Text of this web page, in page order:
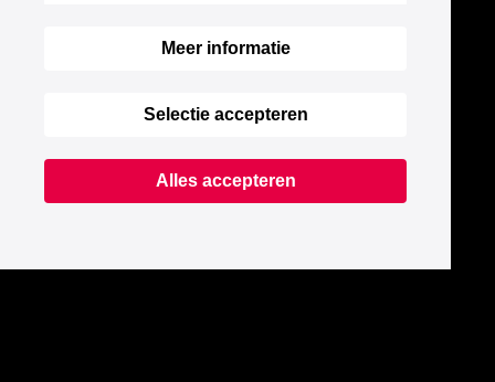
Meer informatie
Selectie accepteren
Alles accepteren